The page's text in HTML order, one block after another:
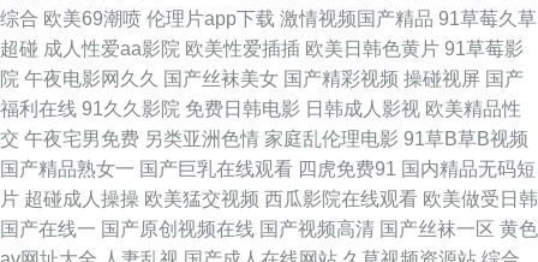
免费观看网站 91prontv 无码人妻一区二区三区 浮力影院最新路线址 91视频
在线观看完整版 91后入极品JK衣空 亚洲啪啪网 青青影视 网页黄 男人的天堂
特级a黄 免费电影院网站大全97 九九热精品免费观看 国产精品视频一二三
国产高清91 99拍99视频 豆花福利社 91性爱直播 91豆花入 色小孩导航福利
综合 欧美69潮喷 伦理片app下载 激情视频国产精品 91草莓久草
超碰 成人性爱aa影院 欧美性爱插插 欧美日韩色黄片 91草莓影
院 午夜电影网久久 国产丝袜美女 国产精彩视频 操碰视屏 国产
福利在线 91久久影院 免费日韩电影 日韩成人影视 欧美精品性
交 午夜宅男免费 另类亚洲色情 家庭乱伦理电影 91草B草B视频
国产精品熟女一 国产巨乳在线观看 四虎免费91 国内精品无码短
片 超碰成人操操 欧美猛交视频 西瓜影院在线观看 欧美做受日韩
国产在线一 国产原创视频在线 国产视频高清 国产丝袜一区 黄色